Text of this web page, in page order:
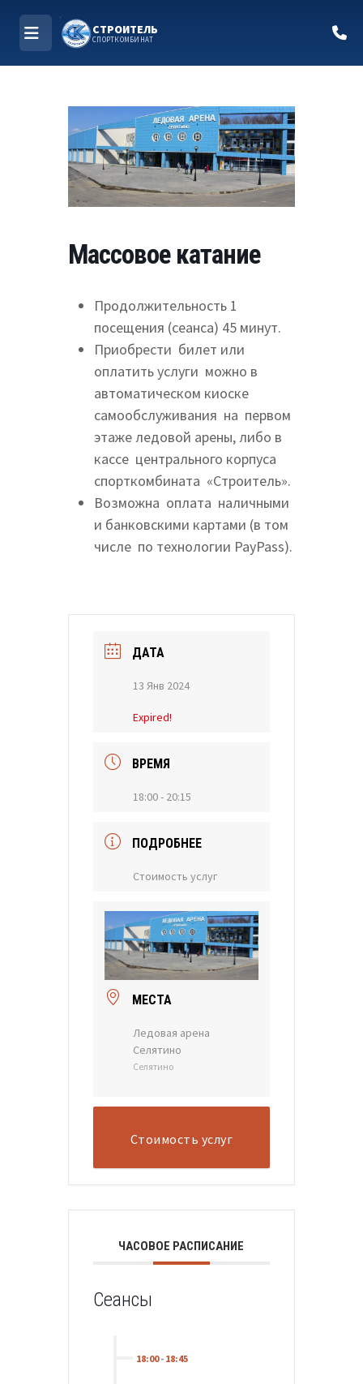
МЕНЮ
СТРОИТЕЛЬ
СПОРТКОМБИНАТ
Массовое катание
Продолжительность 1
посещения (сеанса) 45 минут.
Приобрести билет или
оплатить услуги можно в
автоматическом киоске
самообслуживания на первом
этаже ледовой арены, либо в
кассе центрального корпуса
спорткомбината «Строитель».
Возможна оплата наличными
и банковскими картами (в том
числе по технологии PayPass).
ДАТА
13 Янв 2024
Expired!
ВРЕМЯ
18:00 - 20:15
ПОДРОБНЕЕ
Стоимость услуг
МЕСТА
Ледовая арена
Селятино
Селятино
Стоимость услуг
ЧАСОВОЕ РАСПИСАНИЕ
Сеансы
18:00- 18:45